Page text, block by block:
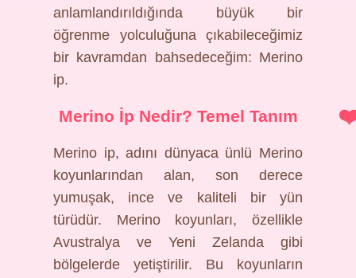
anlamlandırıldığında büyük bir
öğrenme yolculuğuna çıkabileceğimiz
bir kavramdan bahsedeceğim: Merino
ip.
Merino İp Nedir? Temel Tanım
Merino ip, adını dünyaca ünlü Merino
koyunlarından alan, son derece
yumuşak, ince ve kaliteli bir yün
türüdür. Merino koyunları, özellikle
Avustralya ve Yeni Zelanda gibi
bölgelerde yetiştirilir. Bu koyunların